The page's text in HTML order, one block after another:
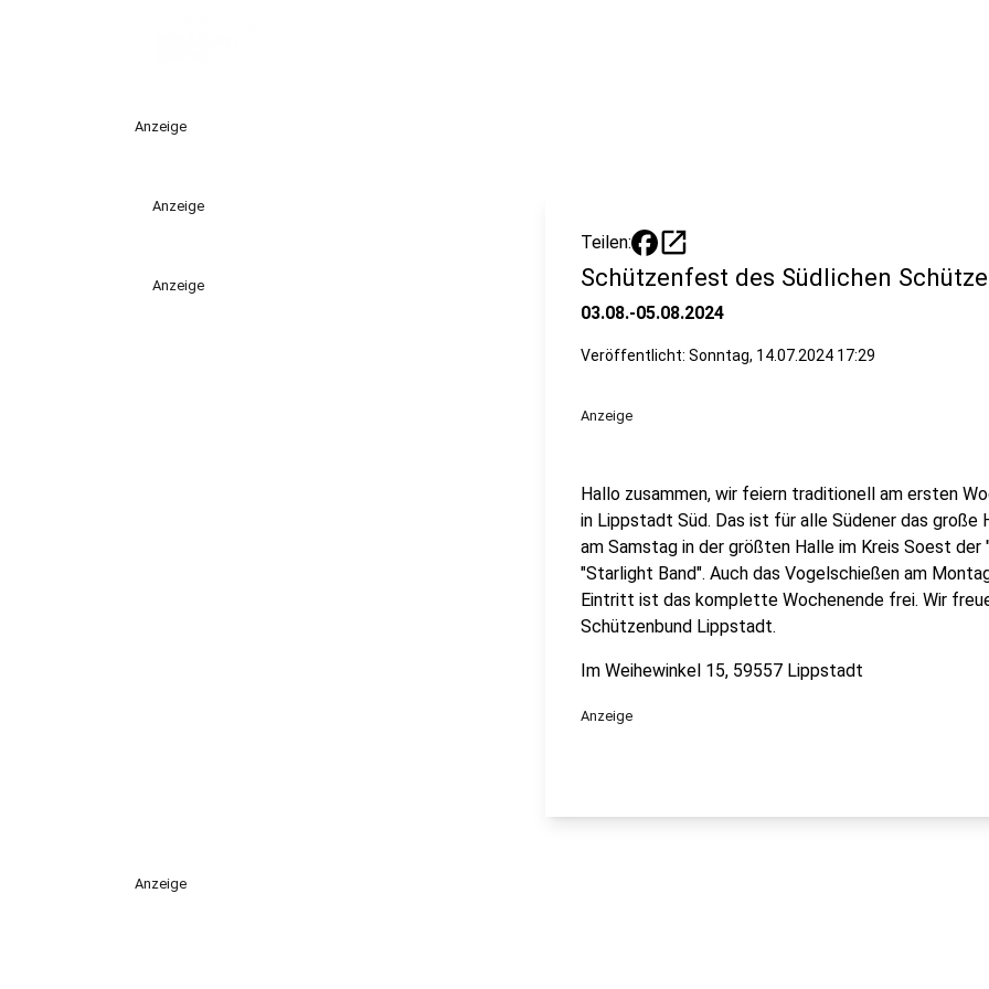
Anzeige
Anzeige
Anzeige
Teilen: open_in_new
Schützenfest des Südlichen
03.08.-05.08.2024
Veröffentlicht: Sonntag, 14.07.2024 17:29
Anzeige
Hallo zusammen, wir feiern traditionell am ersten
in Lippstadt Süd. Das ist für alle Südener das
am Samstag in der größten Halle im Kreis Soest
"Starlight Band". Auch das Vogelschießen am
Eintritt ist das komplette Wochenende frei. Wir
Schützenbund Lippstadt.
Im Weihewinkel 15, 59557 Lippstadt
Anzeige
Anzeige